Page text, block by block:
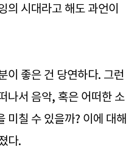
의 시대라고 해도 과언이
이 좋은 건 당연하다. 그런
나서 음악, 혹은 어떠한 소
미칠 수 있을까? 이에 대해
다.